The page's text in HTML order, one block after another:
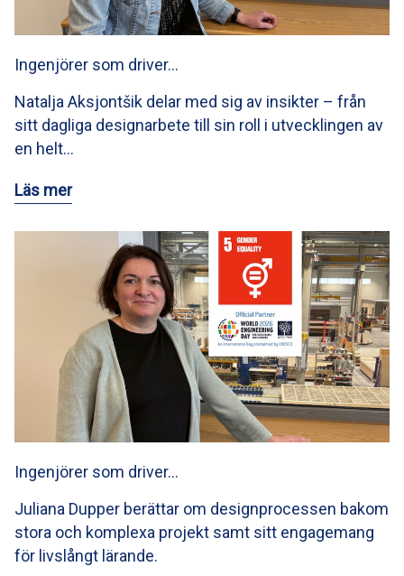
Ingenjörer som driver…
Natalja Aksjontšik delar med sig av insikter – från
sitt dagliga designarbete till sin roll i utvecklingen av
en helt…
Läs mer
Ingenjörer som driver…
Juliana Dupper berättar om designprocessen bakom
stora och komplexa projekt samt sitt engagemang
för livslångt lärande.